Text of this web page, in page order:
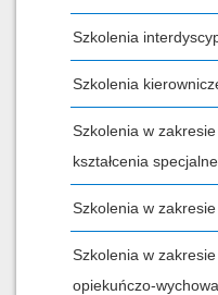
Szkolenia
Szkolenia
Szkolenia w
kształcenia
Szkolenia w
Szkolenia w
opiekuńczo-